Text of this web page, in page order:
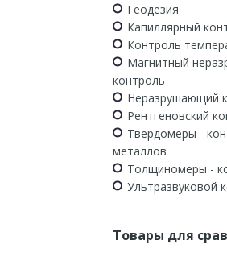
Геодезия
Капиллярный
Контроль
Магнитный
контроль
Неразрушающий
Рентгеновский
Твердомеры -
металлов
Толщиномеры -
Ультразвуковой
Товары для